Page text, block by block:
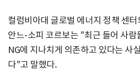
컬럼비아대 글로벌 에너지 정책 센
안느-소피 코르보는 "최근 들어 사람
NG에 지나치게 의존하고 있다는 사
다"고 말했다.